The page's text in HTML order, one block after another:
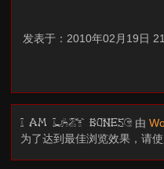
发表于：2010年02月19日
I am LAZY bones? 由
为了达到最佳浏览效果，请